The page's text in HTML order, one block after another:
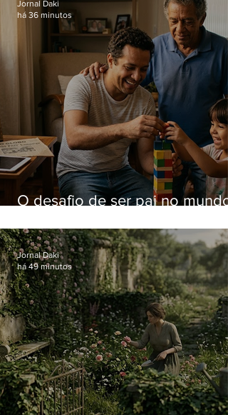
O desafio de ser pai no mundo
Jornal Daki
há 36 minutos
Jornal Daki
há 49 minutos